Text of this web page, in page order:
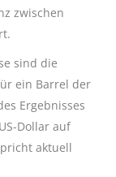
zwischen
sind die
ein Barrel der
Ergebnisses
Dollar auf
aktuell